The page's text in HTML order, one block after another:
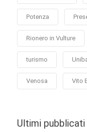
Potenza
Rionero in Vulture
turismo
Venosa Vito
Ultimi pubblicati